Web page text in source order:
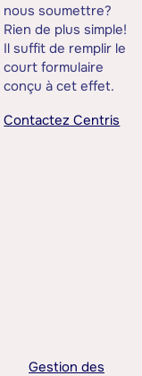
nous soumettre?
Rien de plus simple!
Il suffit de remplir le
court formulaire
conçu à cet effet.
Contactez Centris
Gestion des